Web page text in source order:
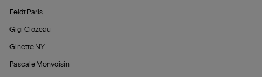
Feidt Paris
Gigi Clozeau
Ginette NY
Pascale Monvoisin